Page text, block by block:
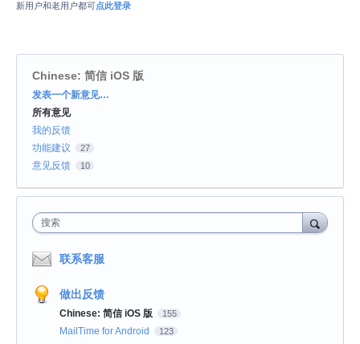
新用户和老用户都可点此登录
Chinese: 简信 iOS 版
分
发表一个新意见…
所有意见
我的反馈
功能建议
27
意见反馈 10
搜索
联系客服
做出反馈
Chinese: 简信 iOS 版 155
MailTime for Android 123